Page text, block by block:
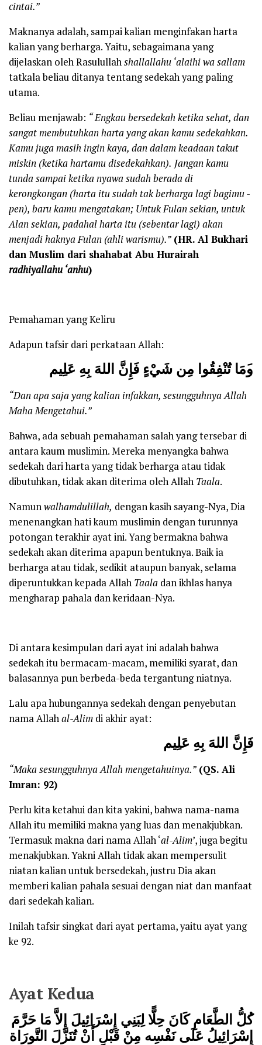
cintai.”
Maknanya adalah, sampai kalian menginfakan harta
kalian yang berharga. Yaitu, sebagaimana yang
dijelaskan oleh Rasulullahshallallahu ‘alaihi wa sallam
tatkala beliau ditanya tentang sedekah yang paling
utama.
Beliau menjawab: “ Engkau bersedekah ketikasehat, dan
sangat membutuhkan harta yang akan kamu sedekahkan.
Kamu juga masih ingin kaya, dandalam keadaan takut
miskin (ketika hartamu disedekahkan). Jangan kamu
tundasampai ketikanyawasudah beradadi
kerongkongan (harta itu sudah tak berharga lagi bagimu-
pen), baru kamu mengatakan; Untuk Fulan sekian, untuk
Alan sekian, padahal harta itu (sebentar lagi) akan
menjadi haknya Fulan (ahli warismu).” (HR. Al Bukhari
dan Muslim dari shahabat Abu Hurairah
radhiyallahu ‘anhu)
Pemahaman yang Keliru
Adapun tafsir dari perkataan Allah:
ومَا تُنْفِقُوا مِن شَيْءٍ فَإِنَّ اللهَ بِهِ عَلِيم
“Dan apasajayang kalian infakkan, sesungguhnya Allah
Maha Mengetahui.”
Bahwa, ada sebuah pemahaman salah yang tersebar di
antara kaum muslimin. Mereka menyangka bahwa
sedekah dari harta yang tidak berharga atau tidak
dibutuhkan, tidak akan diterima oleh Allah Taala.
Namunwalhamdulillah, dengan kasih sayang-Nya, Dia
menenangkan hati kaum muslimin dengan turunnya
potongan terakhir ayat ini. Yang bermakna bahwa
sedekah akan diterima apapun bentuknya. Baik ia
berharga atau tidak, sedikit ataupun banyak, selama
diperuntukkan kepada Allah Taala dan ikhlas hanya
mengharap pahala dan keridaan-Nya.
Di antara kesimpulan dari ayat ini adalah bahwa
sedekah itu bermacam-macam, memiliki syarat, dan
balasannya pun berbeda-beda tergantung niatnya.
Lalu apa hubungannya sedekah dengan penyebutan
nama Allahal-Alim di akhir ayat:
فإِنَّ اللهَ بِهِ عَلِيم
“Maka sesungguhnya Allah mengetahuinya.” (QS. Ali
Imran: 92)
Perlu kita ketahui dan kita yakini, bahwa nama-nama
Allah itu memiliki makna yang luas dan menakjubkan.
Termasuk makna dari nama Allah ‘al-Alim’, juga begitu
menakjubkan. Yakni Allah tidak akan mempersulit
niatan kalian untuk bersedekah, justru Dia akan
memberi kalian pahala sesuai dengan niat dan manfaat
dari sedekah kalian.
Inilah tafsir singkat dari ayat pertama, yaitu ayat yang
ke 92.
Ayat Kedua
كلُّ الطَّعَامِ كَانَ حِلًّا لِبَنِي إِسْرَائِيلَ إِلاَّ مَا حَرَّمَ
إِسْرَائِيلُ عَلَى نَفْسِه مِنْ قَبْلِ أَنْ تُنَزَّلَ التَّورَاة